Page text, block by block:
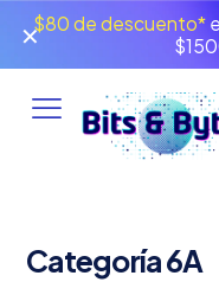
$80 de descuento*
✕
Categoría 6A